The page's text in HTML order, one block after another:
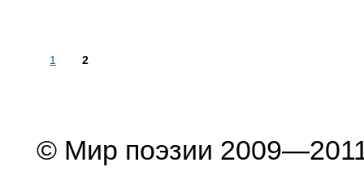
1 2
© Мир поэзии